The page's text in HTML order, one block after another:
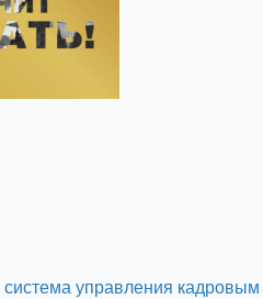
управления кадровым